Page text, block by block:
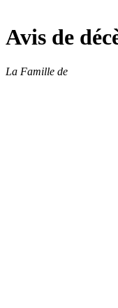
Avis de
La Famille de